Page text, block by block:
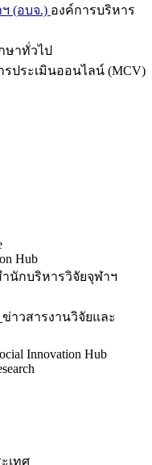
(อบจ.) องค์การบริหาร
ษาทั่วไป
รประเมินออนไลน์ (MCV)
Hub
ำนักบริหารวิจัยจุฬาฯ
ข่าวสารงานวิจัยและ
Innovation Hub
เทศ